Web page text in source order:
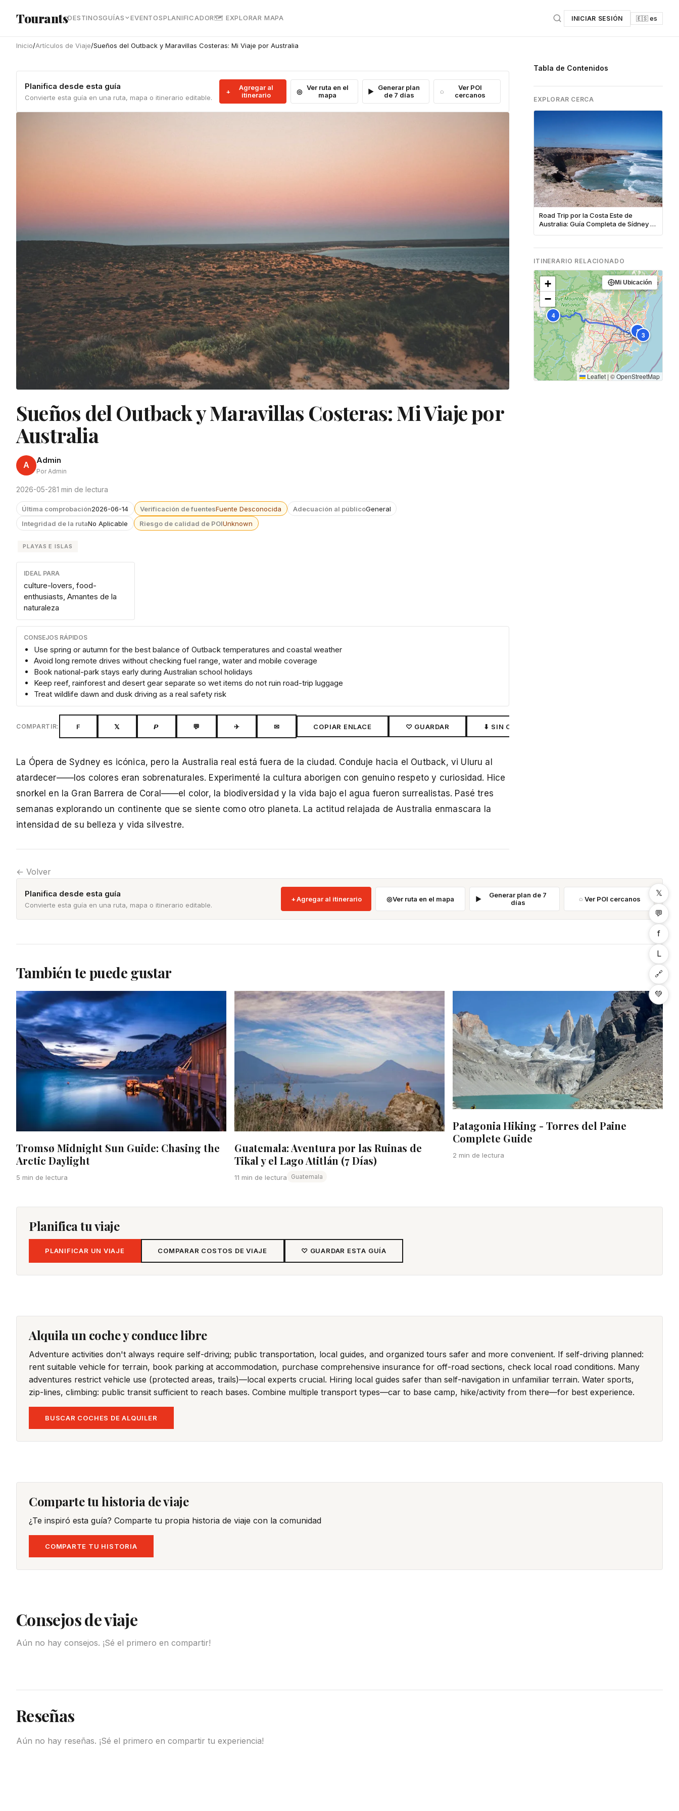
TourantsDESTINOSGUÍAS EVENTOSPLANIFICADOR🗺 EXPLORAR MAPA INICIAR SESIÓN 🇪🇸 es
Inicio/Artículos de Viaje/Sueños del Outback y Maravillas Costeras: Mi Viaje por Australia
Planifica desde esta guía
Convierte esta guía en una ruta, mapa o itinerario editable.
Agregar al
itinerario
Ver ruta en el
mapa
Generar plan
de 7 días
Ver POI
cercanos
Sueños del Outback y Maravillas Costeras: Mi Viaje por
Australia
A Admin
Por Admin
2026-05-281 min de lectura
Última comprobación2026-06-14 Verificación de fuentesFuente Desconocida Adecuación al públicoGeneral
Integridad de la rutaNo Aplicable Riesgo de calidad de POIUnknown
PLAYAS E ISLAS
IDEAL PARA
culture-lovers, food-
enthusiasts, Amantes de la
naturaleza
CONSEJOS RÁPIDOS
Use spring or autumn for the best balance of Outback temperatures and coastal weather
Avoid long remote drives without checking fuel range, water and mobile coverage
Book national-park stays early during Australian school holidays
Keep reef, rainforest and desert gear separate so wet items do not ruin road-trip luggage
Treat wildlife dawn and dusk driving as a real safety risk
COMPARTIR: F 𝕏 𝙋 💬 ✈ ✉ COPIAR ENLACE ♡ GUARDAR ⬇ SIN CONEXIÓN
La Ópera de Sydney es icónica, pero la Australia real está fuera de la ciudad. Conduje hacia el Outback, vi Uluru al
atardecer——los colores eran sobrenaturales. Experimenté la cultura aborigen con genuino respeto y curiosidad. Hice
snorkel en la Gran Barrera de Coral——el color, la biodiversidad y la vida bajo el agua fueron surrealistas. Pasé tres
semanas explorando un continente que se siente como otro planeta. La actitud relajada de Australia enmascara la
intensidad de su belleza y vida silvestre.
← Volver
Tabla de Contenidos
EXPLORAR CERCA
Road Trip por la Costa Este de
Australia: Guía Completa de Sídney a
ITINERARIO RELACIONADO
1
2 3
4
+
−
Mi Ubicación
Leaflet | ©OpenStreetMap
Planifica desde esta guía
Convierte esta guía en una ruta, mapa o itinerario editable.
Agregar al itinerario Ver ruta en el mapa
Generar plan de 7
días
Ver POI cercanos
También te puede gustar
Tromsø Midnight Sun Guide: Chasing the
Arctic Daylight
5 min de lectura
Guatemala: Aventura por las Ruinas de
Tikal y el Lago Atitlán (7 Días)
11 min de lectura Guatemala
Patagonia Hiking - Torres del Paine
Complete Guide
2 min de lectura
Planifica tu viaje
PLANIFICAR UN VIAJE COMPARAR COSTOS DE VIAJE ♡ GUARDAR ESTA GUÍA
Alquila un coche y conduce libre
Adventure activities don't always require self-driving; public transportation, local guides, and organized tours safer and more convenient. If self-driving planned:
rent suitable vehicle for terrain, book parking at accommodation, purchase comprehensive insurance for off-road sections, check local road conditions. Many
adventures restrict vehicle use (protected areas, trails)—local experts crucial. Hiring local guides safer than self-navigation in unfamiliar terrain. Water sports,
zip-lines, climbing: public transit sufficient to reach bases. Combine multiple transport types—car to base camp, hike/activity from there—for best experience.
BUSCAR COCHES DE ALQUILER
Comparte tu historia de viaje
¿Te inspiró esta guía? Comparte tu propia historia de viaje con la comunidad
COMPARTE TU HISTORIA
Consejos de viaje
Aún no hay consejos. ¡Sé el primero en compartir!
Reseñas
Aún no hay reseñas. ¡Sé el primero en compartir tu experiencia!
𝕏
💬
f
L
🔗
💚